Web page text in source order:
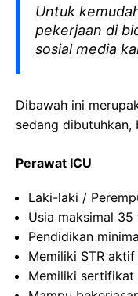
Untuk
pekerjaan di
sosial media
Dibawah ini
sedang
Perawat ICU
Laki-laki /
Usia maksimal 35
Pendidikan
Memiliki STR aktif
Memiliki sertifikat